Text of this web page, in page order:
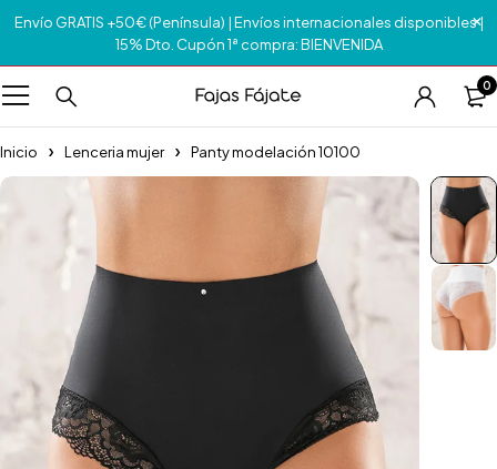
Envío GRATIS +50€ (Península) | Envíos internacionales disponibles |
15% Dto. Cupón 1ª compra: BIENVENIDA
0
Inicio Lenceria mujer Panty modelación 10100